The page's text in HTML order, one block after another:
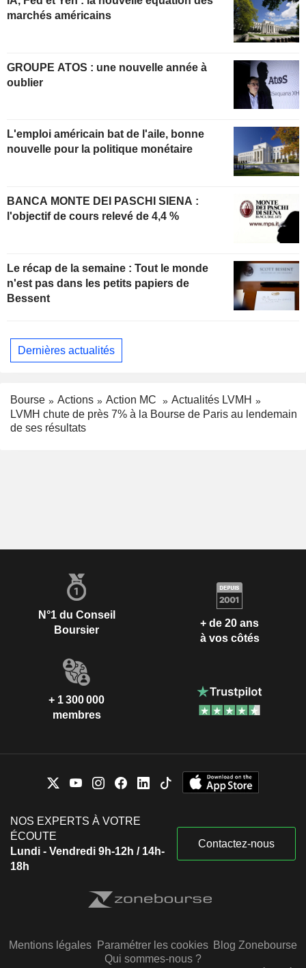
marchés américains
GROUPE ATOS : une nouvelle année à
oublier
L'emploi américain bat de l'aile, bonne
nouvelle pour la politique monétaire
BANCA MONTE DEI PASCHI SIENA :
l'objectif de cours relevé de 4,4 %
Le récap de la semaine : Tout le monde
n'est pas dans les petits papiers de
Bessent
Dernières actualités
Bourse Actions Action MC
Actualités LVMH
LVMH chute de près 7% à la Bourse de Paris au lendemain
de ses résultats
N°1 du Conseil
Boursier
+ de 20 ans
à vos côtés
+ 1 300 000
membres
NOS EXPERTS À VOTRE
ÉCOUTE
Lundi - Vendredi 9h-12h / 14h-
18h
Contactez-nous
Mentions légales Paramétrer les cookies Blog Zonebourse
Qui sommes-nous ?